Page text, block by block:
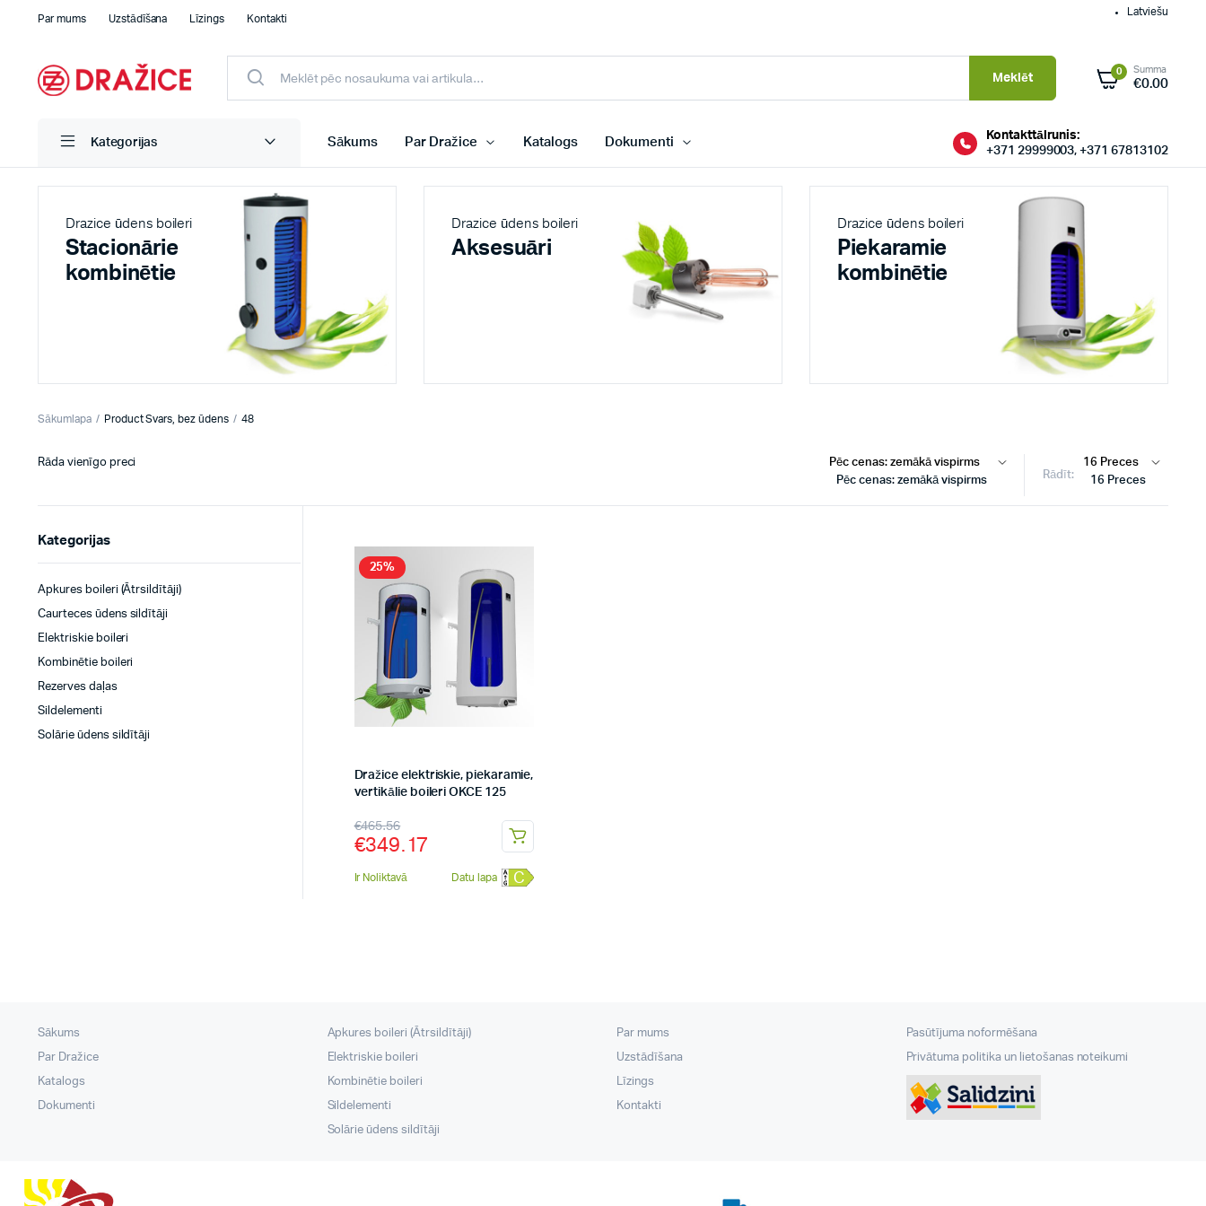
Par mums Uzstādīšana Līzings Kontakti
Latviešu
Meklēt 0 Summa
€0.00
Kategorijas Sākums Par Dražice Katalogs Dokumenti
Kontakttālrunis:
+371 29999003, +371 67813102
Drazice ūdens boileri
Stacionārie
kombinētie
Drazice ūdens boileri
Aksesuāri
Drazice ūdens boileri
Piekaramie
kombinētie
Sākumlapa Product Svars, bez ūdens 48
Pēc cenas: zemākā vispirms Rādīt: 16 Preces
Rāda vienīgo preci
25%
Dražice elektriskie, piekaramie,
vertikālie boileri OKCE 125
€465.56
€349.17
Ir Noliktavā Datu lapa C
Kategorijas
Apkures boileri (Ātrsildītāji)
Caurteces ūdens sildītāji
Elektriskie boileri
Kombinētie boileri
Rezerves daļas
Sildelementi
Solārie ūdens sildītāji
Sākums
Par Dražice
Katalogs
Dokumenti
Apkures boileri (Ātrsildītāji)
Elektriskie boileri
Kombinētie boileri
Sildelementi
Solārie ūdens sildītāji
Par mums
Uzstādīšana
Līzings
Kontakti
Pasūtījuma noformēšana
Privātuma politika un lietošanas noteikumi